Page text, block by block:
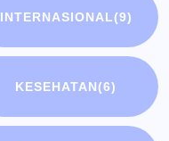
INTERNASIONAL(9)
KESEHATAN(6)